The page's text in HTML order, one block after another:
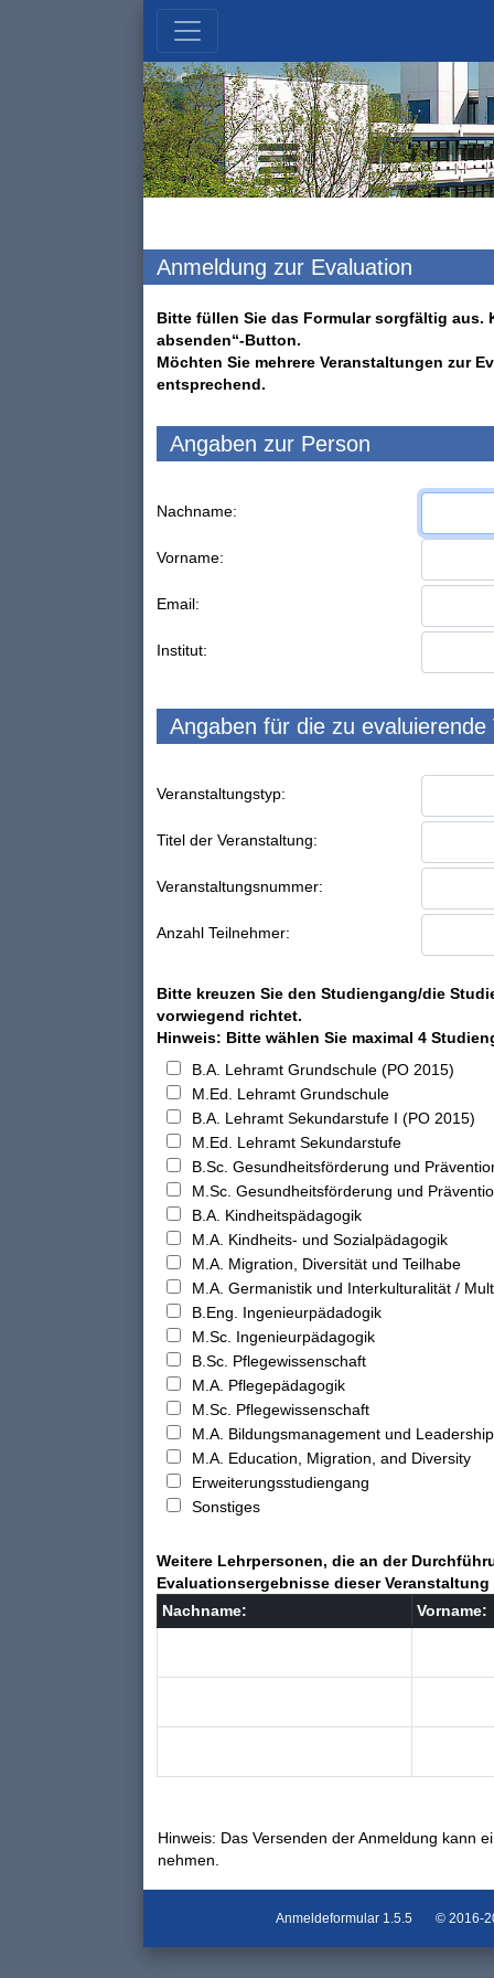
Anmeldung zur Evaluation
Bitte füllen Sie das Formular sorgfältig aus.
absenden“-Button.
Möchten Sie mehrere Veranstaltungen zur
entsprechend.
Angaben zur Person
Nachname:
Vorname:
Email:
Institut:
Angaben für die zu evaluierende
Veranstaltungstyp:
Titel der Veranstaltung:
Veranstaltungsnummer:
Anzahl Teilnehmer:
Bitte kreuzen Sie den Studiengang/die
vorwiegend richtet.
Hinweis: Bitte wählen Sie maximal 4
B.A. Lehramt Grundschule (PO 2015)
M.Ed. Lehramt Grundschule
B.A. Lehramt Sekundarstufe I (PO 2015)
M.Ed. Lehramt Sekundarstufe
B.Sc. Gesundheitsförderung und
M.Sc. Gesundheitsförderung und
B.A. Kindheitspädagogik
M.A. Kindheits- und Sozialpädagogik
M.A. Migration, Diversität und Teilhabe
M.A. Germanistik und Interkulturalität /
B.Eng. Ingenieurpädadogik
M.Sc. Ingenieurpädagogik
B.Sc. Pflegewissenschaft
M.A. Pflegepädagogik
M.Sc. Pflegewissenschaft
M.A. Bildungsmanagement und
M.A. Education, Migration, and Diversity
Erweiterungsstudiengang
Sonstiges
Weitere Lehrpersonen, die an der
Evaluationsergebnisse dieser
Nachname:
Vorname:
Hinweis: Das Versenden der Anmeldung kann
nehmen.
Anmeldeformular 1.5.5 © 2016-